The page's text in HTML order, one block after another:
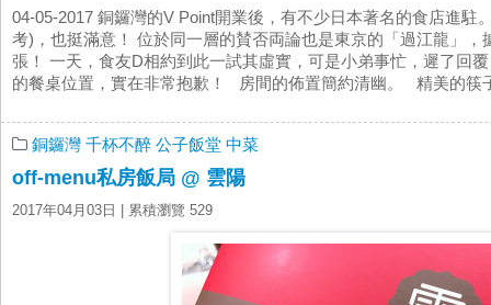
04-05-2017 銅鑼灣的V Point開業後，有不少日本著名的食店進駐
考)，也挺滿意！ 位於同一層的賛否両論也是東京的「過江龍」
張！ 一天，食友D相約到此一試其虛實，可是小弟事忙，遲了回
的餐桌位置，實在非常抱歉！ 房間的佈置簡約清幽。 精美的筷
銅鑼灣 千杯不醉 公子飯堂 中菜
off-menu私房飯局 @ 雲陽
2017年04月03日 | 累積瀏覽 529